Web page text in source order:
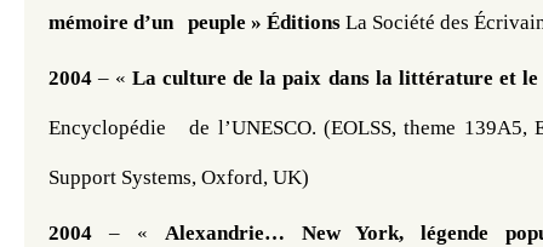
mémoire d’un   peuple » Éditions La Société des
2004 – « La culture de la paix dans la littérature et le
Encyclopédie   de l’UNESCO. (EOLSS, theme
Support Systems, Oxford, UK)
2004 – « Alexandrie… New York, légende